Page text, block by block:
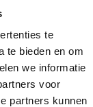
te
te bieden en om
we informatie
voor
partners kunnen